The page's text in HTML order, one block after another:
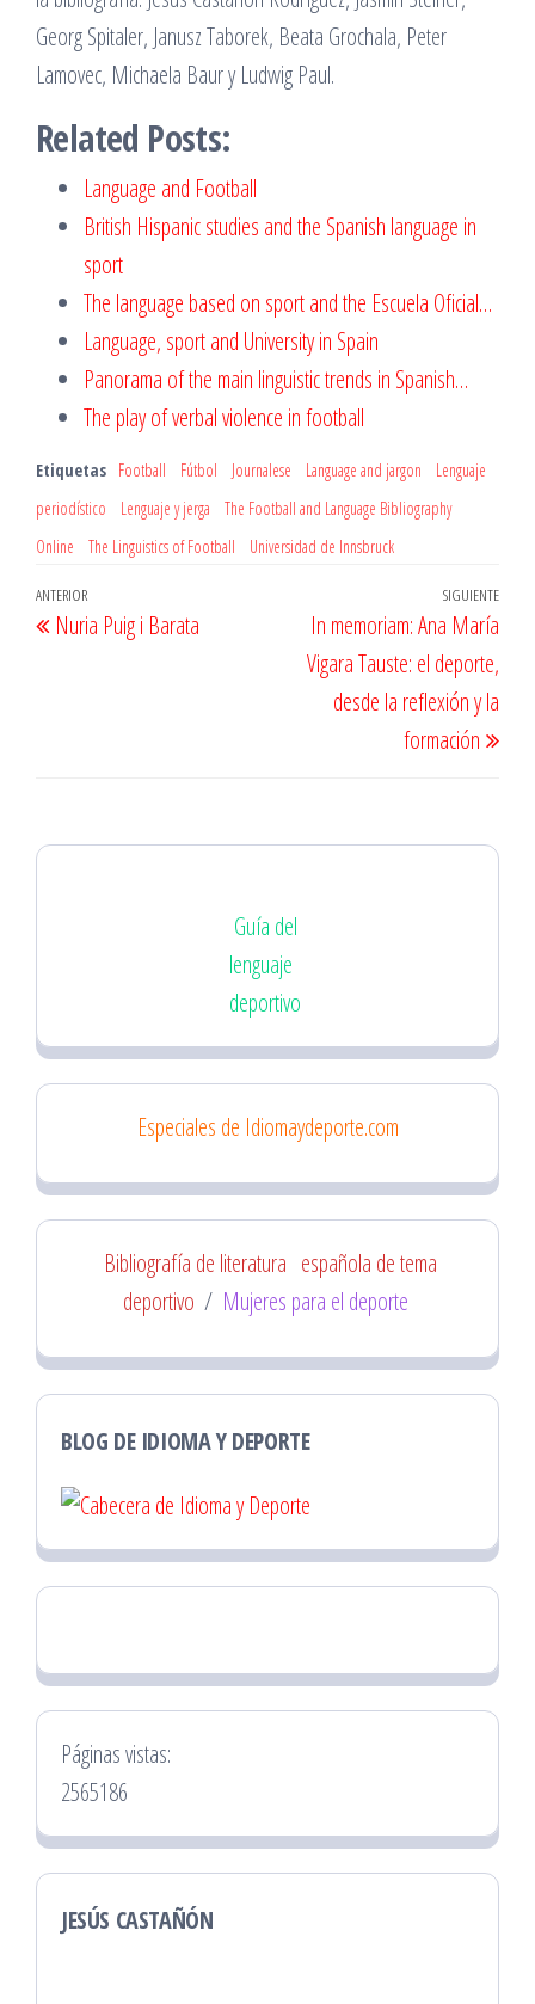
Georg Spitaler, Janusz Taborek, Beata Grochala, Peter
Lamovec, Michaela Baur y Ludwig Paul.
Related Posts:
Language and Football
British Hispanic studies and the Spanish language in
sport
The language based on sport and the Escuela Oficial…
Language, sport and University in Spain
Panorama of the main linguistic trends in Spanish…
The play of verbal violence in football
Etiquetas Football Fútbol Journalese Language and jargon
Lenguaje
periodístico
Lenguaje y jerga
The Football and Language Bibliography
Online
The Linguistics of Football Universidad de Innsbruck
Navegación
de
Entrada
anterior
ANTERIOR
Nuria Puig i Barata
SIGUIENTE
In memoriam: Ana María
Vigara Tauste: el deporte,
desde la reflexión y la
formación
Guía del
lenguaje
deportivo
Especiales de Idiomaydeporte.com
Bibliografía de literatura española de tema
deportivo / Mujeres para el deporte
BLOG DE IDIOMA Y DEPORTE
Páginas vistas:
2565186
JESÚS CASTAÑÓN